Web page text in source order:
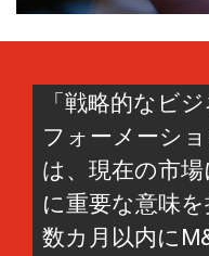
「戦略的なビ
フォーメーシ
は、現在の市
に重要な意味
数カ月以内に